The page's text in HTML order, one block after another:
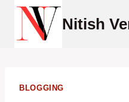
Skip
Nitish
BLOGGING